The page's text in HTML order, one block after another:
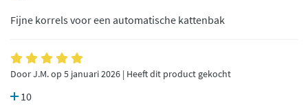
Fijne korrels voor een automatische kattenbak
Door J.M. op 5 januari 2026 | Heeft dit product gekocht
10